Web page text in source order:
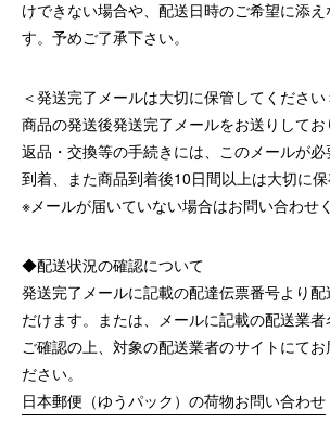
けできない場合や、配送日時のご希望に添
す。予めご了承下さい。
＜発送完了メールは大切に保管してください
商品の発送後発送完了メールをお送りしてお
返品・交換等の手続きには、このメールが
到着、また商品到着後10日間以上は大切に保
※メールが届いていない場合はお問い合わせく
◆配送状況の確認について
発送完了メールに記載の配達伝票番号より
だけます。または、メールに記載の配送業
ご確認の上、対象の配送業者のサイトにてお
ださい。
日本郵便（ゆうパック）の荷物お問い合わせ